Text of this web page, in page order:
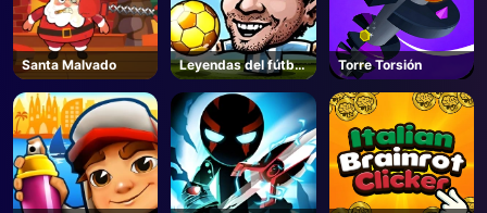
Santa Malvado
Leyendas del fútbol
2019
Torre Torsión